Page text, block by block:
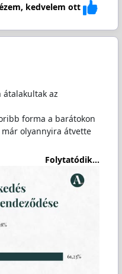
kedvelem ott
az
forma a barátokon
olyannyira átvette
Folytatódik...